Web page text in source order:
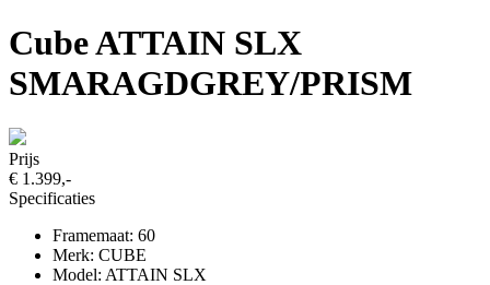
Cube ATTAIN SLX
SMARAGDGREY/PRISM
Prijs
€ 1.399,-
Specificaties
Framemaat: 60
Merk: CUBE
Model: ATTAIN SLX